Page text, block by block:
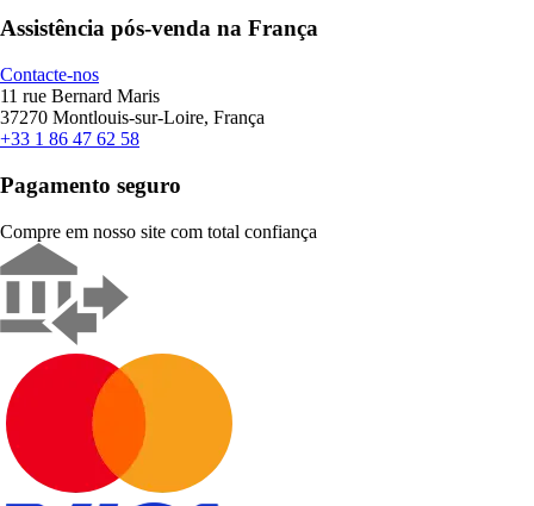
Assistência pós-venda na França
Contacte-nos
11 rue Bernard Maris
37270 Montlouis-sur-Loire, França
+33 1 86 47 62 58
Pagamento seguro
Compre em nosso site com total confiança